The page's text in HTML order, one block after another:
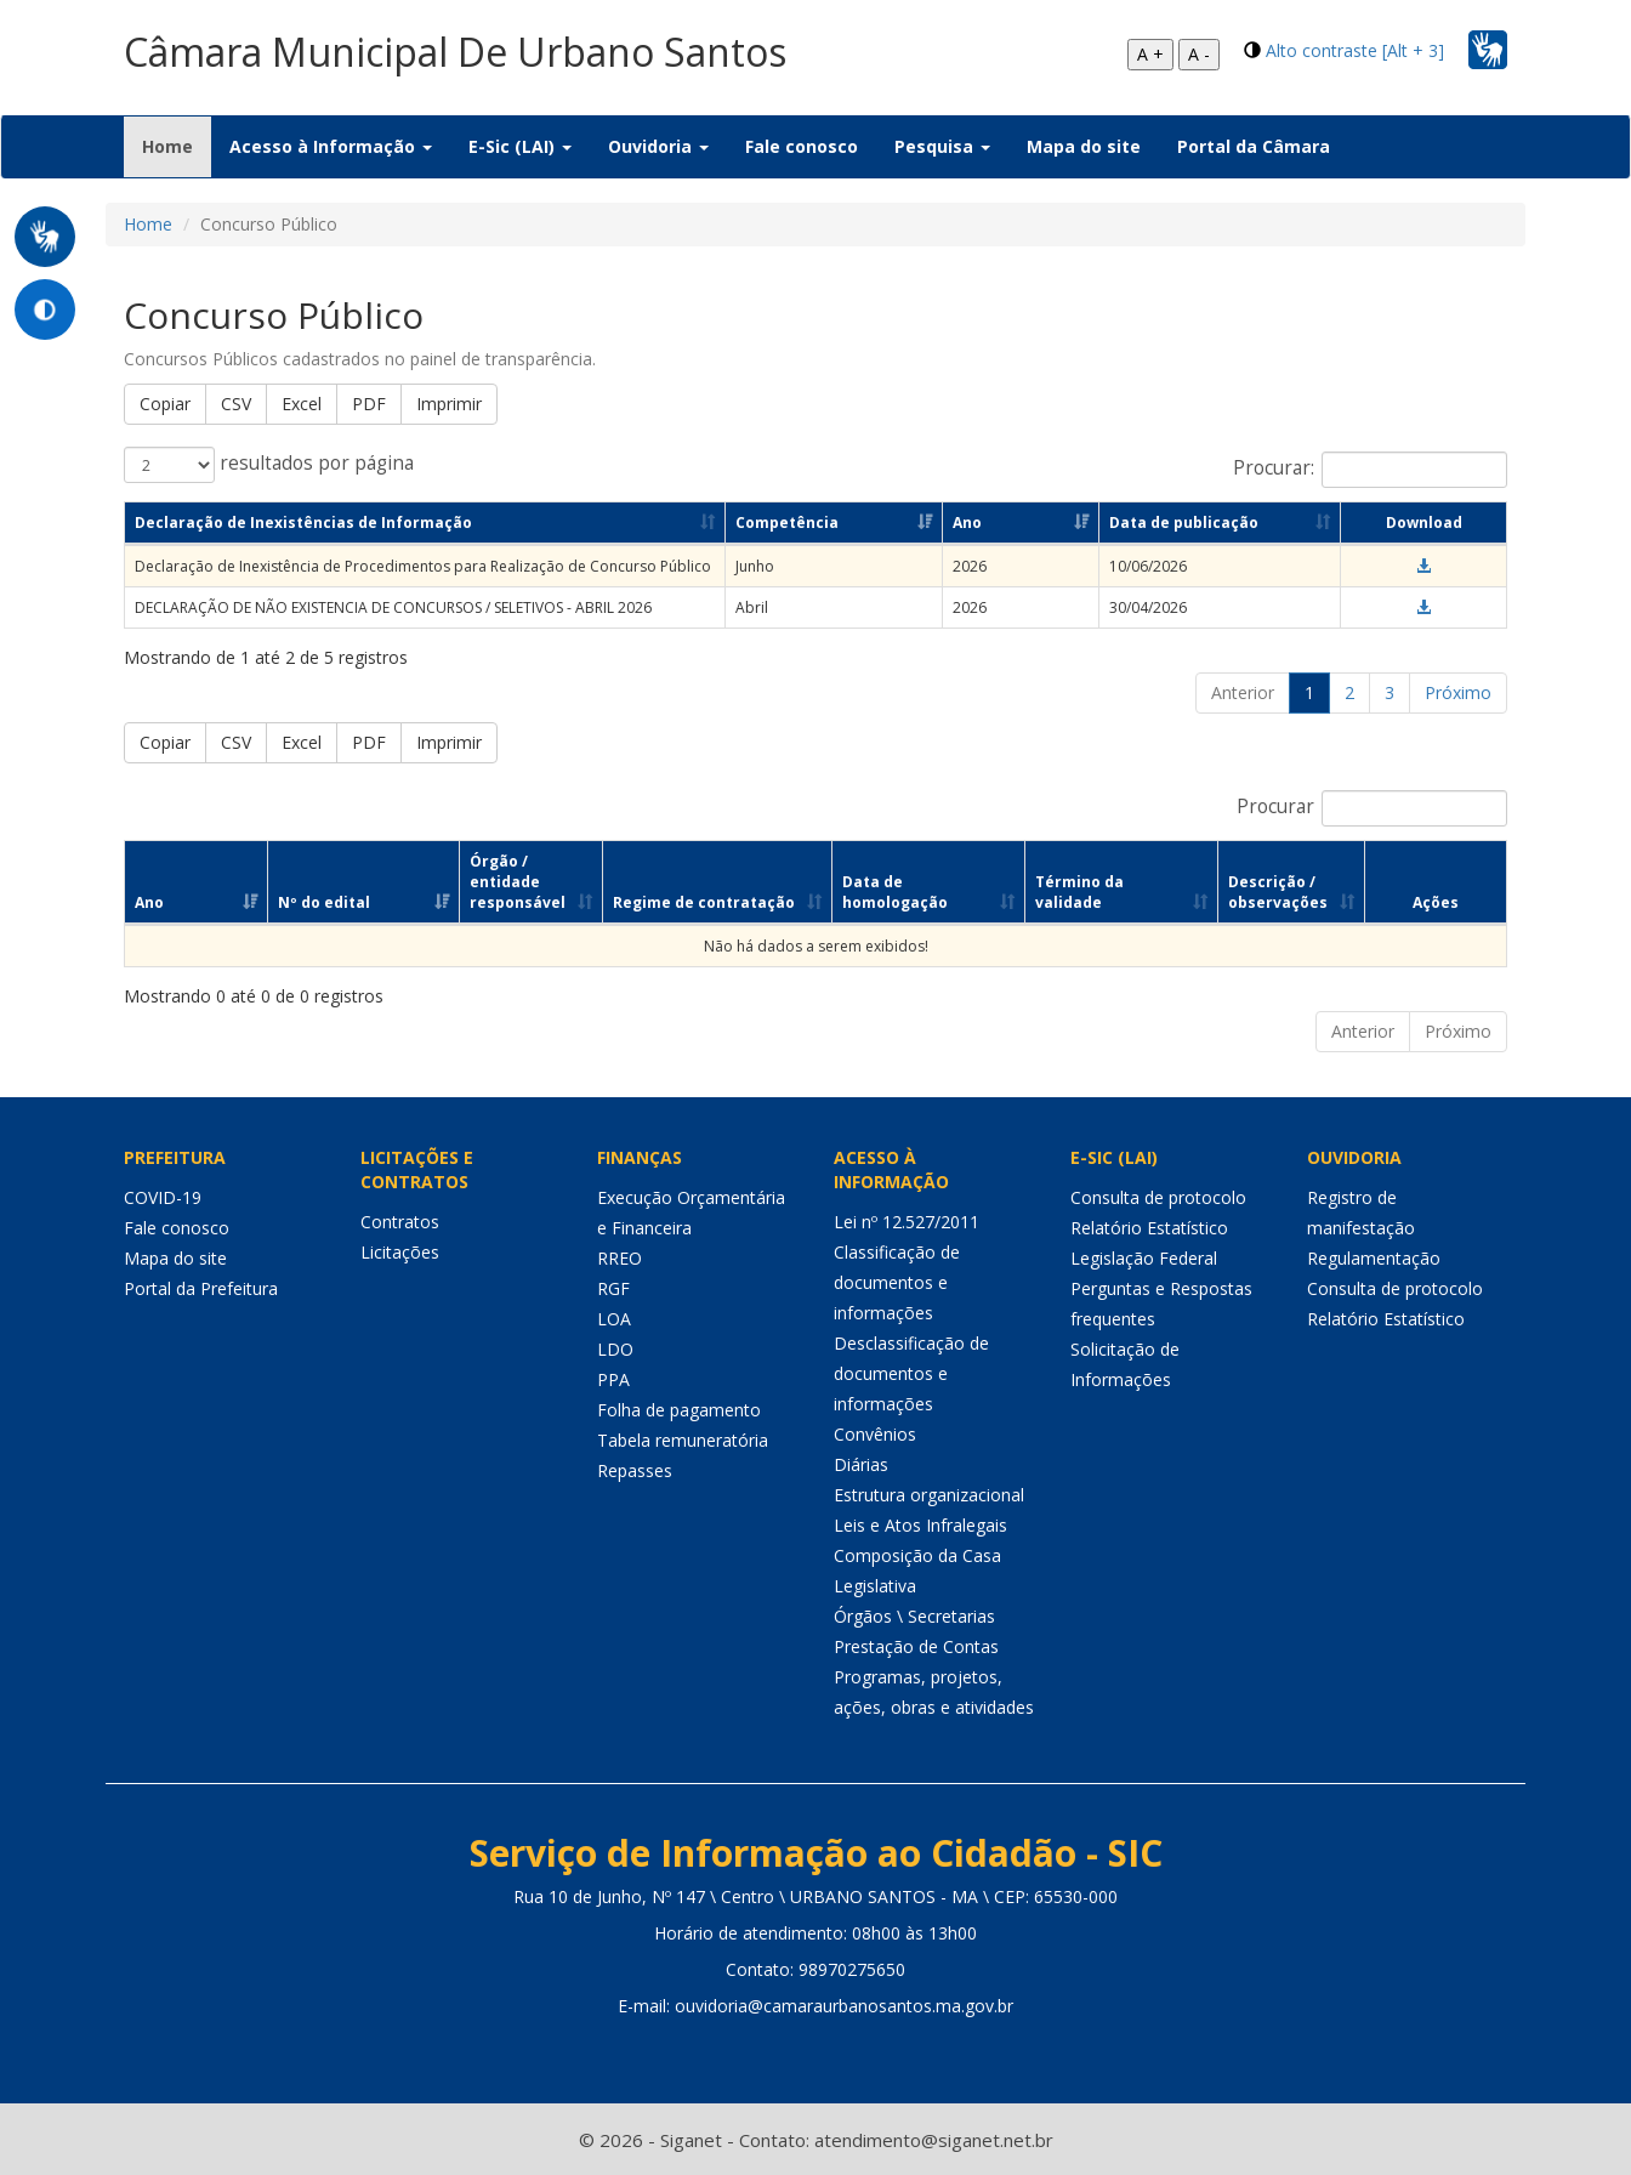
Câmara Municipal De Urbano Santos Alto contraste [Alt + 3]
A + A -
Home (current)
Acesso à Informação E-Sic (LAI) Ouvidoria Fale conosco Pesquisa Mapa do site Portal da Câmara
Home Concurso Público
Concurso Público
Concursos Públicos cadastrados no painel de transparência.
Copiar
CSV Excel PDF Imprimir
resultados por página Procurar:
Declaração de Inexistências de Informação Competência Ano Data de publicação Download
Declaração de Inexistência de Procedimentos para Realização de Concurso Público Junho 2026
10/06/2026
DECLARAÇÃO DE NÃO EXISTENCIA DE CONCURSOS / SELETIVOS - ABRIL 2026
Abril 2026 30/04/2026
Mostrando de 1 até 2 de 5 registros
Anterior
1 2 3 Próximo
Copiar CSV Excel PDF Imprimir
Procurar
Ano Nº do edital
Órgão /
entidade
responsável
Regime de contratação
Data de
homologação
Término da
validade
Descrição /
observações
Ações
Não há dados a serem exibidos!
Mostrando 0 até 0 de 0 registros
Anterior
Próximo
PREFEITURA
COVID-19
Fale conosco
Mapa do site
Portal da Prefeitura
LICITAÇÕES E
CONTRATOS
Contratos
Licitações
FINANÇAS
Execução Orçamentária
e Financeira
RREO
RGF
LOA
LDO
PPA
Folha de pagamento
Tabela remuneratória
Repasses
ACESSO À
INFORMAÇÃO
Lei nº 12.527/2011
Classificação de
documentos e
informações
Desclassificação de
documentos e
informações
Convênios
Diárias
Estrutura organizacional
Leis e Atos Infralegais
Composição da Casa
Legislativa
Órgãos \ Secretarias
Prestação de Contas
Programas, projetos,
ações, obras e atividades
E-SIC (LAI)
Consulta de protocolo
Relatório Estatístico
Legislação Federal
Perguntas e Respostas
frequentes
Solicitação de
Informações
OUVIDORIA
Registro de
manifestação
Regulamentação
Consulta de protocolo
Relatório Estatístico
Serviço de Informação ao Cidadão - SIC
Rua 10 de Junho, Nº 147 \ Centro \ URBANO SANTOS - MA \ CEP: 65530-000
Horário de atendimento: 08h00 às 13h00
Contato: 98970275650
E-mail: ouvidoria@camaraurbanosantos.ma.gov.br
© 2026 - Siganet - Contato: atendimento@siganet.net.br